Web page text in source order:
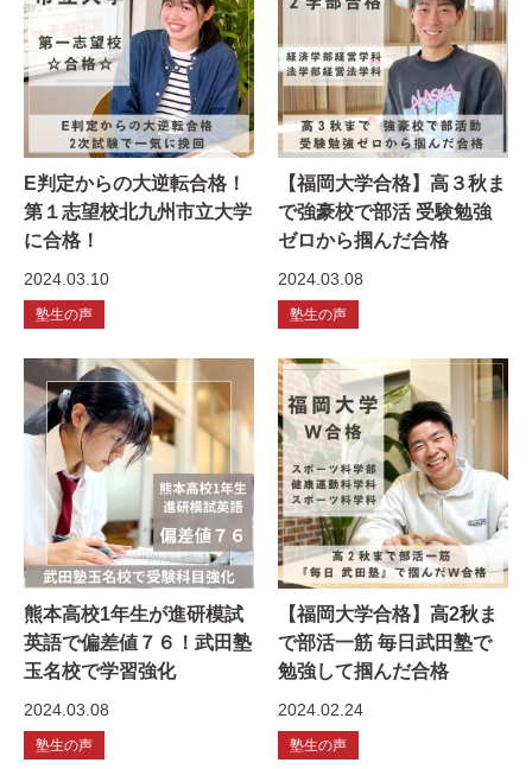
E判定からの大逆転合格！
第１志望校北九州市立大学
に合格！
2024.03.10
塾生の声
【福岡大学合格】高３秋ま
で強豪校で部活 受験勉強
ゼロから掴んだ合格
2024.03.08
塾生の声
熊本高校1年生が進研模試
英語で偏差値７６！武田塾
玉名校で学習強化
2024.03.08
塾生の声
【福岡大学合格】高2秋ま
で部活一筋 毎日武田塾で
勉強して掴んだ合格
2024.02.24
塾生の声